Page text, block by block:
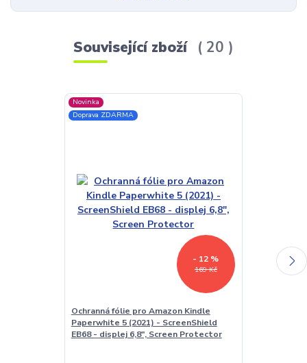
Související zboží 20
Novinka
Doprava ZDARMA
169 Kč
- 12 %
Ochranná fólie pro Amazon Kindle
Paperwhite 5 (2021) - ScreenShield
EB68 - displej 6,8", Screen Protector